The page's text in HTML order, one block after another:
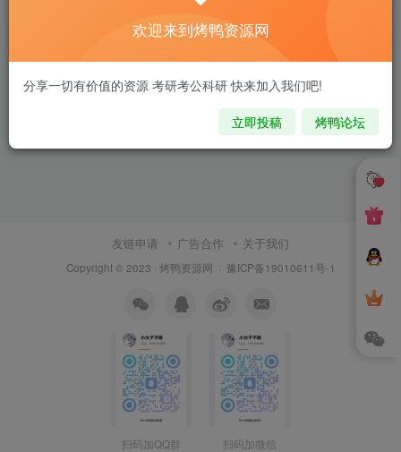
3年前
友链申请 广告合作 关于我们
Copyright © 2023 · 烤鸭资源网 · 豫ICP备19010611号-1
扫码加QQ群 扫码加微信
欢迎来到烤鸭资源网
分享一切有价值的资源 考研考公科研 快来加入我们吧!
立即投稿 烤鸭论坛